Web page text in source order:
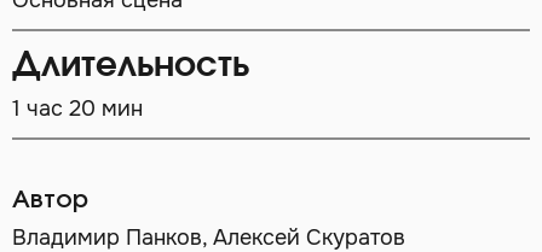
Длительность
1 час 20 мин
Автор
Владимир Панков, Алексей Скуратов